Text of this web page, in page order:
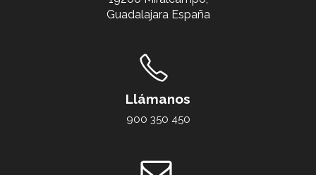
Guadalajara España
Llámanos
900 350 450